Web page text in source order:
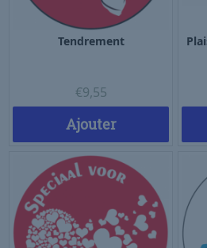
Tendrement
€9,55
Ajouter